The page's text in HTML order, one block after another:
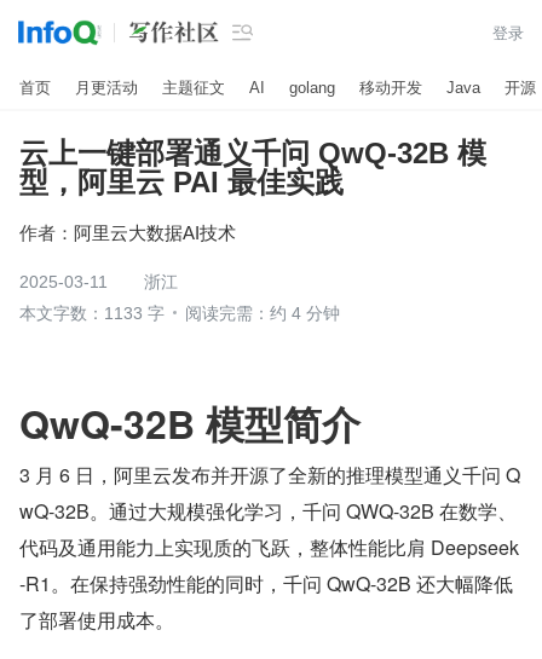
 登录
首页 月更活动 主题征文 AI golang 移动开发 Java 开源
云上一键部署通义千问 QwQ-32B 模
型，阿里云 PAI 最佳实践
作者： 阿里云大数据AI技术
2025-03-11
浙江
本文字数：1133 字
阅读完需：约 4 分钟
QwQ-32B 模型简介
3 月 6 日，阿里云发布并开源了全新的推理模型通义千问 Q
wQ-32B。通过大规模强化学习，千问 QWQ-32B 在数学、
代码及通用能力上实现质的飞跃，整体性能比肩 Deepseek
-R1。在保持强劲性能的同时，千问 QwQ-32B 还大幅降低
了部署使用成本。